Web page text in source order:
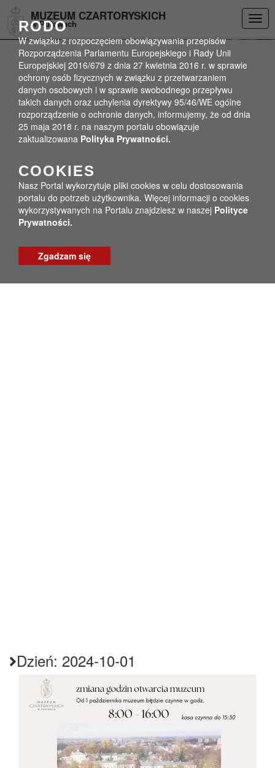
DEKLARACJA DOSTĘPNOŚCI
MUZEUM CZARTORYSKICH
w Puławach
Dzień: 2024-10-01
RODO
W związku z rozpoczęciem obowiązywania przepisów
Rozporządzenia Parlamentu Europejskiego i Rady Unii
Europejskiej 2016/679 z dnia 27 kwietnia 2016 r. w sprawie
ochrony osób fizycznych w związku z przetwarzaniem
danych osobowych i w sprawie swobodnego przepływu
takich danych oraz uchylenia dyrektywy 95/46/WE ogólne
rozporządzenie o ochronie danych, informujemy, że od dnia
25 maja 2018 r. na naszym portalu obowiązuje
zaktualizowana Polityka Prywatności.
COOKIES
Nasz Portal wykorzytuje pliki cookies w celu dostosowania
portalu do potrzeb użytkownika. Więcej informacji o cookies
wykorzystywanych na Portalu znajdziesz w naszej Polityce
Prywatności.
Zgadzam się